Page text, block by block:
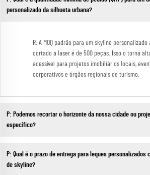
personalizado da silhueta urbana?
R: A MOQ padrão para um skyline
cortado a laser é de 500 peças. Isso o torna
acessível para projetos imobiliários locais,
corporativos e órgãos regionais de turismo.
P: Podemos recortar o horizonte da nossa cidade ou
específico?
P: Qual é o prazo de entrega para leques personalizados
de skyline?